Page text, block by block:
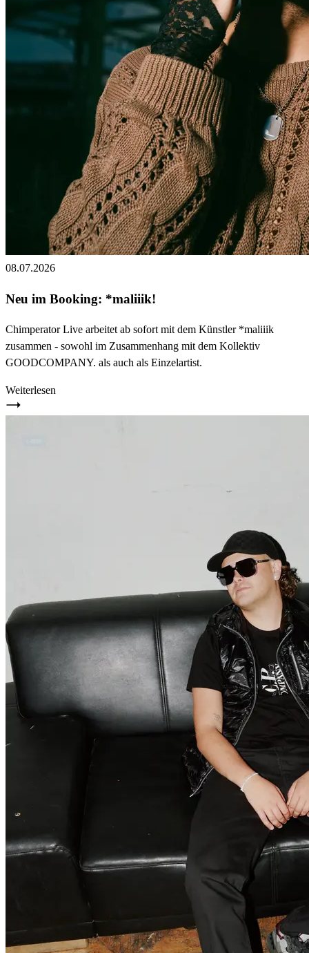
08.07.2026
Neu im Booking: *maliiik!
Chimperator Live arbeitet ab sofort mit dem Künstler *maliiik
zusammen - sowohl im Zusammenhang mit dem Kollektiv
GOODCOMPANY. als auch als Einzelartist.
Weiterlesen